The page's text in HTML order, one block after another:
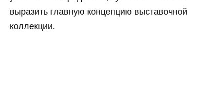
выразить главную концепцию выставочной
коллекции.